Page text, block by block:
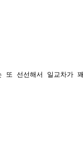
또 선선해서 일교차가